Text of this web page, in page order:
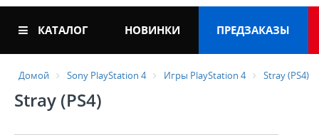
КАТАЛОГ НОВИНКИ ПРЕДЗАКАЗЫ
Домой Sony PlayStation 4 Игры PlayStation 4 Stray (PS4)
Stray (PS4)